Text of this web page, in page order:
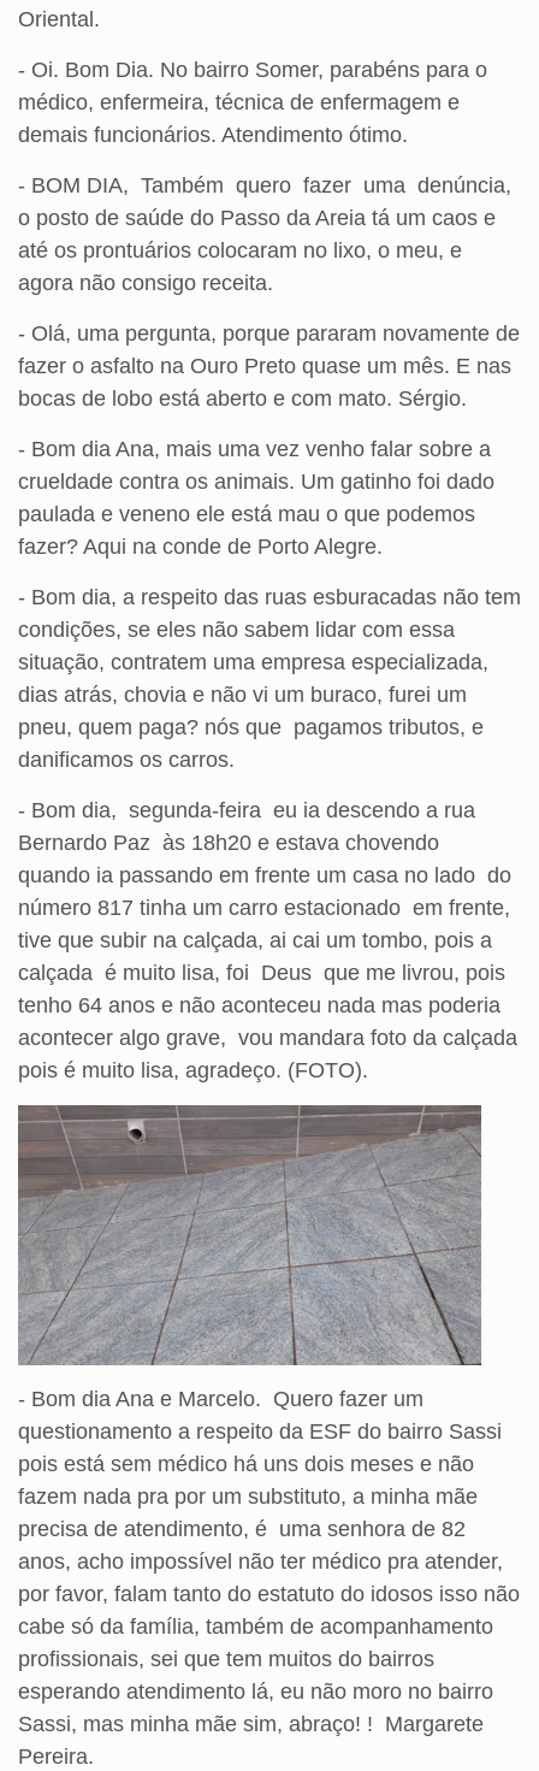
Oriental.
- Oi. Bom Dia. No bairro Somer, parabéns para o
médico, enfermeira, técnica de enfermagem e
demais funcionários. Atendimento ótimo.
- BOM DIA, Também quero fazer uma denúncia,
o posto de saúde do Passo da Areia tá um caos e
até os prontuários colocaram no lixo, o meu, e
agora não consigo receita.
- Olá, uma pergunta, porque pararam novamente de
fazer o asfalto na Ouro Preto quase um mês. E nas
bocas de lobo está aberto e com mato. Sérgio.
- Bom dia Ana, mais uma vez venho falar sobre a
crueldade contra os animais. Um gatinho foi dado
paulada e veneno ele está mau o que podemos
fazer? Aqui na conde de Porto Alegre.
- Bom dia, a respeito das ruas esburacadas não tem
condições, se eles não sabem lidar com essa
situação, contratem uma empresa especializada,
dias atrás, chovia e não vi um buraco, furei um
pneu, quem paga? nós que pagamos tributos, e
danificamos os carros.
- Bom dia, segunda-feira eu ia descendo a rua
Bernardo Paz às 18h20 e estava chovendo
quando ia passando em frente um casa no lado do
número 817 tinha um carro estacionado em frente,
tive que subir na calçada, ai cai um tombo, pois a
calçada é muito lisa, foi Deus que me livrou, pois
tenho 64 anos e não aconteceu nada mas poderia
acontecer algo grave, vou mandara foto da calçada
pois é muito lisa, agradeço. (FOTO).
- Bom dia Ana e Marcelo. Quero fazer um
questionamento a respeito da ESF do bairro Sassi
pois está sem médico há uns dois meses e não
fazem nada pra por um substituto, a minha mãe
precisa de atendimento, é uma senhora de 82
anos, acho impossível não ter médico pra atender,
por favor, falam tanto do estatuto do idosos isso não
cabe só da família, também de acompanhamento
profissionais, sei que tem muitos do bairros
esperando atendimento lá, eu não moro no bairro
Sassi, mas minha mãe sim, abraço! ! Margarete
Pereira.